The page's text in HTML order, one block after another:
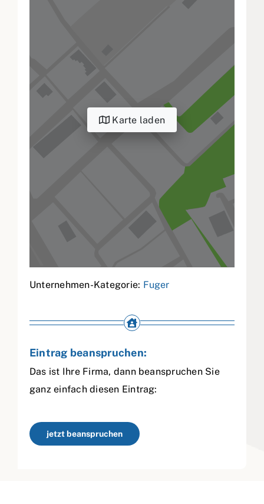
Karte laden
Unternehmen-Kategorie: Fuger
Eintrag beanspruchen:
Das ist Ihre Firma, dann beanspruchen Sie
ganz einfach diesen Eintrag:
jetzt beanspruchen